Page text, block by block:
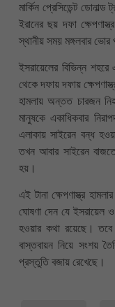
মার্কিন প্রেসিডেন্ট
ইরানের ছয় দফা
স্থানীয় সময় মঙ্গলবার
ইসরায়েলের বিভিন্ন শহরে
থেকে দফায় দফায়
হামলায় অন্তত চারজন
মানুষকে একাধিকবার
এলাকায় সাইরেন বন্ধ
তখন আবার সাইরেন
হয়।
এই টানা ক্ষেপণাস্ত্র
ঘোষণা দেন যে ইসরায়েল ও
হওয়ার কথা রয়েছে। তবে
বাস্তবায়ন নিয়ে সংশয়
প্রস্তুতি বজায় রেখেছে।